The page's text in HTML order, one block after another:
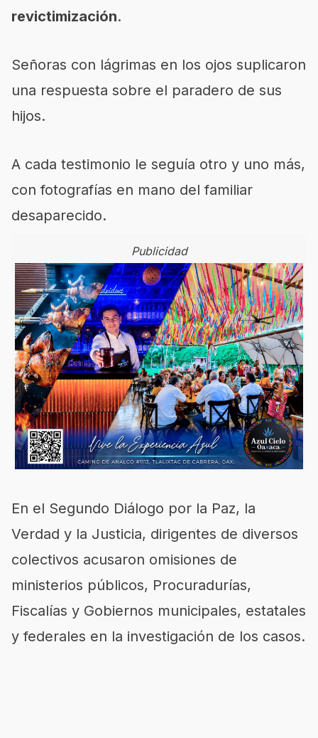
revictimización.
Señoras con lágrimas en los ojos suplicaron
una respuesta sobre el paradero de sus
hijos.
A cada testimonio le seguía otro y uno más,
con fotografías en mano del familiar
desaparecido.
Publicidad
En el Segundo Diálogo por la Paz, la
Verdad y la Justicia, dirigentes de diversos
colectivos acusaron omisiones de
ministerios públicos, Procuradurías,
Fiscalías y Gobiernos municipales, estatales
y federales en la investigación de los casos.